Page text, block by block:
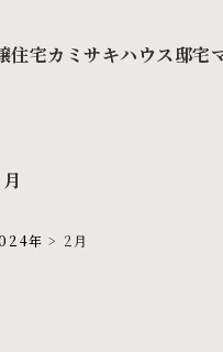
住宅カミサキハウス邸宅
年 > 2月